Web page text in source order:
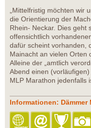
„Mittelfristig möchten wir
die Orientierung der
Rhein- Neckar. Dies geht
offensichtlich
dafür scheint vorhanden,
Mainacht an vielen Orten
Alleine der „amtlich
Abend einen
MLP Marathon jedenfalls
Informationen: Dämmer